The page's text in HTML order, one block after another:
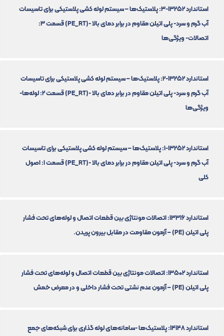
استاندارد 13252-3: پلاستیک‌ها – سیستم لوله کشی پلاستیکی برای تاسیسات
آب گرم و سرد- پلی اتیلن مقاوم در برابر دمای بالا -(PE_RT) قسمت 3:
اتصالات- ویژگی‌ها
استاندارد 13252-2: پلاستیک‌ها – سیستم لوله کشی پلاستیکی برای تاسیسات
آب گرم و سرد- پلی اتیلن مقاوم در برابر دمای بالا -(PE_RT) قسمت 2: لوله‌ها-
ویژگی‌ها
استاندارد 13252-1: پلاستیک‌ها – سیستم لوله کشی پلاستیکی برای تاسیسات
آب گرم و سرد- پلی اتیلن مقاوم در برابر دمای بالا -(PE_RT) قسمت 1: اصول
کلی
استاندارد 13316: اتصالات مونتاژی بین قطعات اتصال و لوله‌های تحت فشار
پلی اتیلن (PE) – آزمون مقاومت در مقابل بیرون پریدن.
استاندارد 13502: اتصالات مونتاژی بین قطعات اتصال و لوله‌های تحت فشار
پلی اتیلن (PE) – آزمون عدم نشتی تحت فشار داخلی و در معرض خمش
استاندارد 14148: پلاستیک‌ها -سامانه‌های لوله گذاری برای شبکه‌های جمع